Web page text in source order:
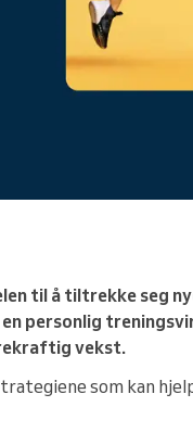
til å tiltrekke seg
personlig
vekst.
som kan